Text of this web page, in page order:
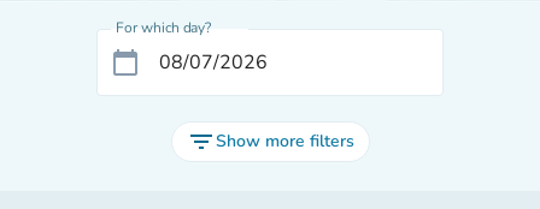
For which day?
calendar_today
filter_listShow more filters